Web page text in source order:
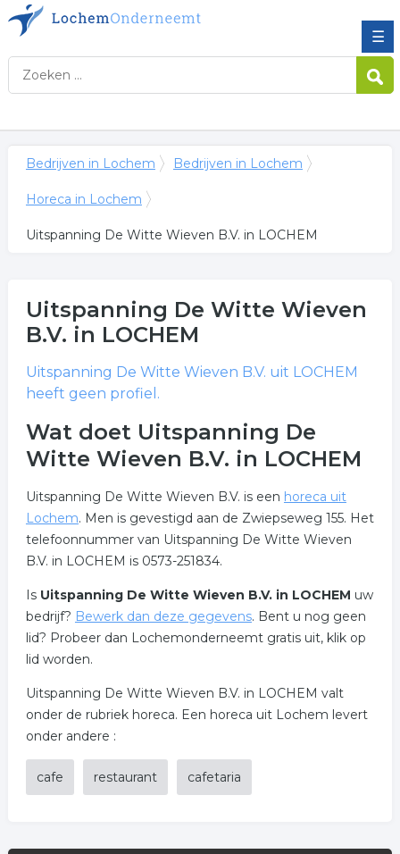
☰
Bedrijven in Lochem Bedrijven in Lochem
Horeca in Lochem
Uitspanning De Witte Wieven B.V. in LOCHEM
Uitspanning De Witte Wieven
B.V. in LOCHEM
Uitspanning De Witte Wieven B.V. uit LOCHEM
heeft geen profiel.
Wat doet Uitspanning De
Witte Wieven B.V. in LOCHEM
Uitspanning De Witte Wieven B.V. is een horeca uit
Lochem. Men is gevestigd aan de Zwiepseweg 155. Het
telefoonnummer van Uitspanning De Witte Wieven
B.V. in LOCHEM is 0573-251834.
Is Uitspanning De Witte Wieven B.V. in LOCHEM uw
bedrijf? Bewerk dan deze gegevens. Bent u nog geen
lid? Probeer dan Lochemonderneemt gratis uit, klik op
lid worden.
Uitspanning De Witte Wieven B.V. in LOCHEM valt
onder de rubriek horeca. Een horeca uit Lochem levert
onder andere :
cafe restaurant cafetaria